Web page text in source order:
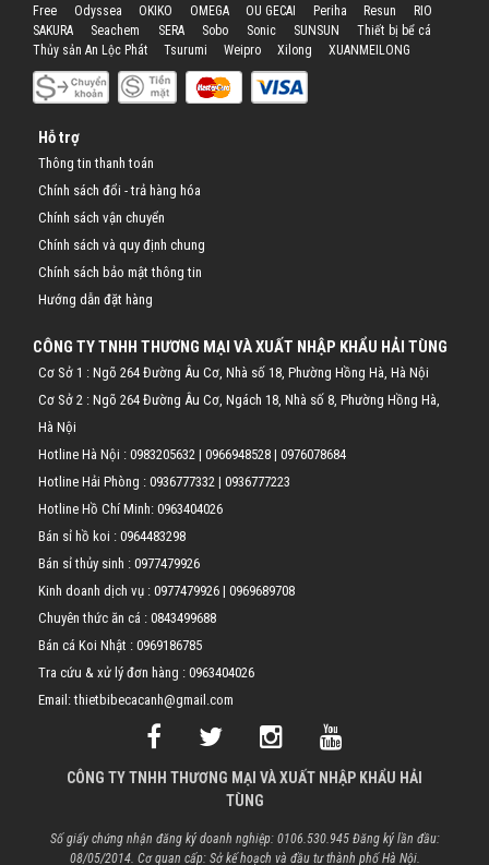
Free
Odyssea OKIKO OMEGA OU GECAI Periha Resun
RIO
SAKURA
Seachem SERA Sobo Sonic SUNSUN
Thiết bị bể cá
Thủy sản An Lộc Phát
Tsurumi Weipro Xilong XUANMEILONG
Hỗ trợ
Thông tin thanh toán
Chính sách đổi - trả hàng hóa
Chính sách vận chuyển
Chính sách và quy định chung
Chính sách bảo mật thông tin
Hướng dẫn đặt hàng
CÔNG TY TNHH THƯƠNG MẠI VÀ XUẤT NHẬP KHẨU HẢI TÙNG
Cơ Sở 1 : Ngõ 264 Đường Âu Cơ, Nhà số 18, Phường Hồng Hà, Hà Nội
Cơ Sở 2 : Ngõ 264 Đường Âu Cơ, Ngách 18, Nhà số 8, Phường Hồng Hà,
Hà Nội
Hotline Hà Nội : 0983205632 | 0966948528 | 0976078684
Hotline Hải Phòng : 0936777332 | 0936777223
Hotline Hồ Chí Minh: 0963404026
Bán sỉ hồ koi : 0964483298
Bán sỉ thủy sinh : 0977479926
Kinh doanh dịch vụ : 0977479926 | 0969689708
Chuyên thức ăn cá : 0843499688
Bán cá Koi Nhật : 0969186785
Tra cứu & xử lý đơn hàng : 0963404026
Email: thietbibecacanh@gmail.com
CÔNG TY TNHH THƯƠNG MẠI VÀ XUẤT NHẬP KHẨU HẢI
TÙNG
Số giấy chứng nhận đăng ký doanh nghiệp: 0106.530.945 Đăng ký lần đầu:
08/05/2014. Cơ quan cấp: Sở kế hoạch và đầu tư thành phố Hà Nội.